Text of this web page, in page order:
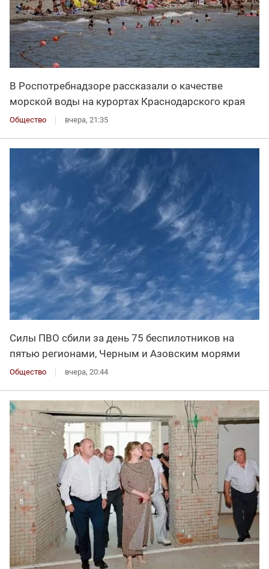
В Роспотребнадзоре рассказали о качестве
морской воды на курортах Краснодарского края
Общество вчера, 21:35
Силы ПВО сбили за день 75 беспилотников на
пятью регионами, Черным и Азовским морями
Общество вчера, 20:44